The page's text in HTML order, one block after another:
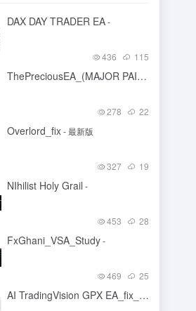
DAX DAY TRADER EA-
436 115
ThePreciousEA_(MAJOR PAIR HIGH RISK)_M5
278 22
Overlord_fix- 最新版
327 19
NIhilist Holy Grail -
453 28
FxGhani_VSA_Study-
469 25
AI TradingVision GPX EA_fix_1420